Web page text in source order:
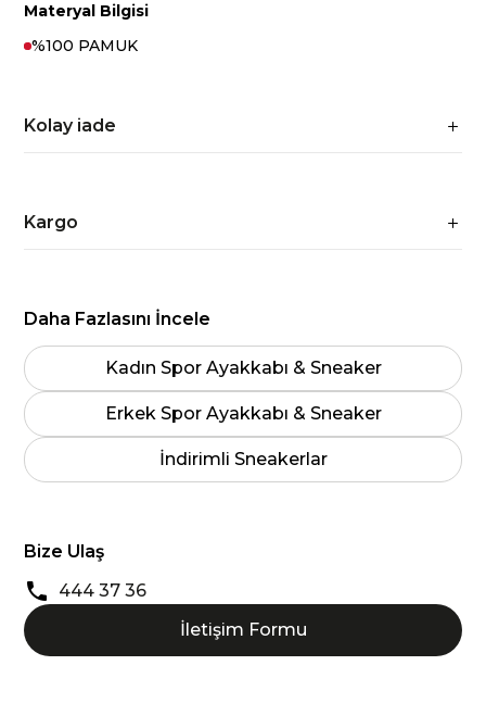
Materyal Bilgisi
%100 PAMUK
Kolay iade
Kargo
Daha Fazlasını İncele
Kadın Spor Ayakkabı & Sneaker
Erkek Spor Ayakkabı & Sneaker
İndirimli Sneakerlar
Bize Ulaş
444 37 36
İletişim Formu